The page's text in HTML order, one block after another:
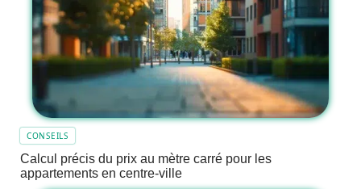
CONSEILS
Calcul précis du prix au mètre carré pour les
appartements en centre-ville